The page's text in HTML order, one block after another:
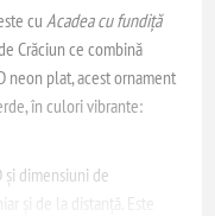
cuAcadea cu fundiță
Crăciun ce combină
neon plat, acest ornament
în culori vibrante:
și dimensiuni de
și de la distanță. Este